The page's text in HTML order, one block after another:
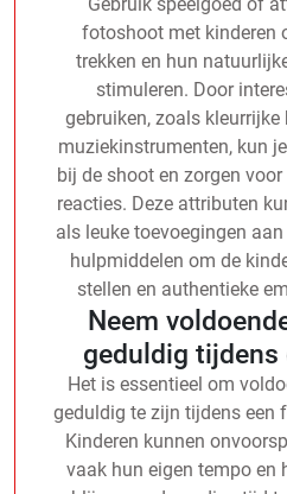
fotoshoot met kinderen
trekken en hun
stimuleren. Door
gebruiken, zoals
muziekinstrumenten, kun
bij de shoot en zorgen
reacties. Deze attributen
als leuke toevoegingen
hulpmiddelen om de
stellen en authentieke
Neem
geduldig
Het is essentieel om
geduldig te zijn tijdens een
Kinderen kunnen
vaak hun eigen tempo en